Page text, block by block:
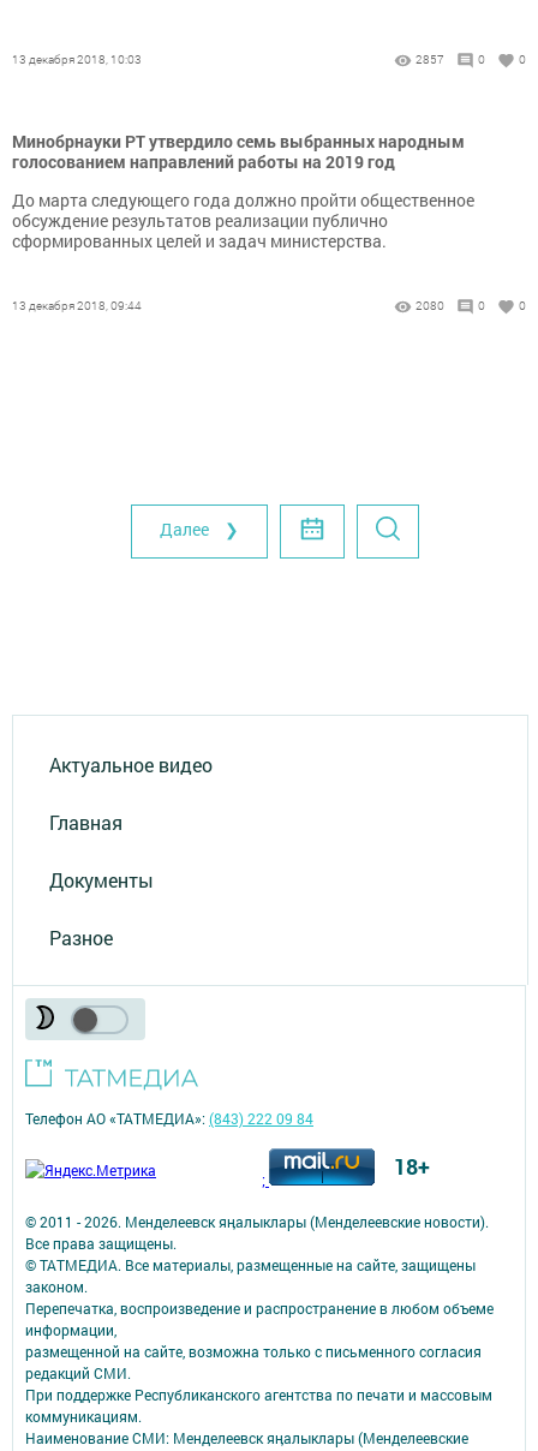
13 декабря 2018, 10:03 2857 0 0
Минобрнауки РТ утвердило семь выбранных народным
голосованием направлений работы на 2019 год
До марта следующего года должно пройти общественное
обсуждение результатов реализации публично
сформированных целей и задач министерства.
13 декабря 2018, 09:44 2080 0 0
Далее ❯
Актуальное видео
Главная
Документы
Разное
© 2011 - 2026. Менделеевск яӊалыклары (Менделеевские новости).
Все права защищены.
© ТАТМЕДИА. Все материалы, размещенные на сайте, защищены
законом.
Перепечатка, воспроизведение и распространение в любом объеме
информации,
размещенной на сайте, возможна только с письменного согласия
редакций СМИ.
При поддержке Республиканского агентства по печати и массовым
коммуникациям.
Наименование СМИ: Менделеевск яӊалыклары (Менделеевские
Телефон АО «ТАТМЕДИА»:(843) 222 09 84
; 18+